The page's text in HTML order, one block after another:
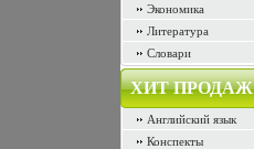
Экономика
Литература
Словари
ХИТ ПРОДАЖ
Английский язык
Конспекты